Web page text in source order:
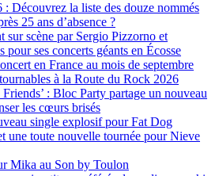
Découvrez la liste des douze nommés
25 ans d’absence ?
scène par Sergio Pizzorno et
pour ses concerts géants en Écosse
en France au mois de septembre
à la Route du Rock 2026
: Bloc Party partage un nouveau
les cœurs brisés
single explosif pour Fat Dog
une toute nouvelle tournée pour Nieve
Mika au Son by Toulon